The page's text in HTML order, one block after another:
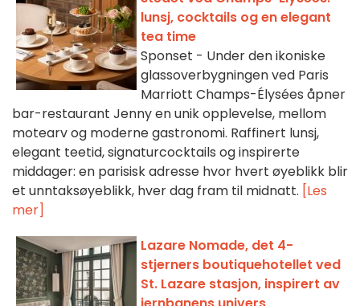
lunsj, cocktails og en elegant
tea time
Sponset - Under den ikoniske
glassoverbygningen ved Paris
Marriott Champs-Élysées åpner
bar-restaurant Jenny en unik opplevelse, mellom
motearv og moderne gastronomi. Raffinert lunsj,
elegant teetid, signaturcocktails og inspirerte
middager: en parisisk adresse hvor hvert øyeblikk blir
et unntaksøyeblikk, hver dag fram til midnatt. [Les
mer]
Lazare Nomade, det 4-
stjerners boutiquehotellet ved
St. Lazare stasjon, inspirert av